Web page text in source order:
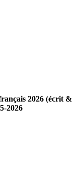
2026 (écrit &
2026